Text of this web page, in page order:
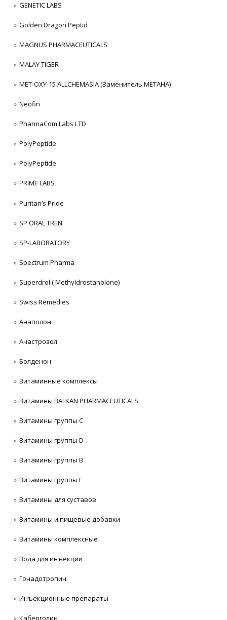
GENETIC LABS
Golden Dragon Peptid
MAGNUS PHARMACEUTICALS
MALAY TIGER
MET-OXY-15 ALLCHEMASIA (Заменитель МЕТАНА)
Neofin
PharmaCom Labs LTD
PolyPeptide
PolyPeptide
PRIME LABS
Puritan’s Pride
SP ORAL TREN
SP-LABORATORY
Spectrum Pharma
Superdrol ( Methyldrostanolone)
Swiss Remedies
Анаполон
Анастрозол
Болденон
Витаминные комплексы
Витамины BALKAN PHARMACEUTICALS
Витамины группы C
Витамины группы D
Витамины группы В
Витамины группы Е
Витамины для суставов
Витамины и пищевые добавки
Витамины комплексные
Вода для инъекции
Гонадотропин
Инъeкциoнныe препараты
Каберголин